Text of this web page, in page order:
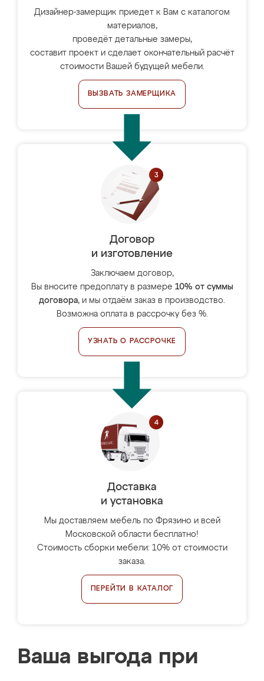
Дизайнер-замерщик приедет к Вам с каталогом
материалов,
проведёт детальные замеры,
составит проект и сделает окончательный расчёт
стоимости Вашей будущей мебели.
ВЫЗВАТЬ ЗАМЕРЩИКА
Договор
и изготовление
Заключаем договор,
Вы вносите предоплату в размере 10% от суммы
договора, и мы отдаём заказ в производство.
Возможна оплата в рассрочку без %.
УЗНАТЬ О РАССРОЧКЕ
Доставка
и установка
Мы доставляем мебель по Фрязино и всей
Московской области бесплатно!
Стоимость сборки мебели: 10% от стоимости
заказа.
ПЕРЕЙТИ В КАТАЛОГ
Ваша выгода при